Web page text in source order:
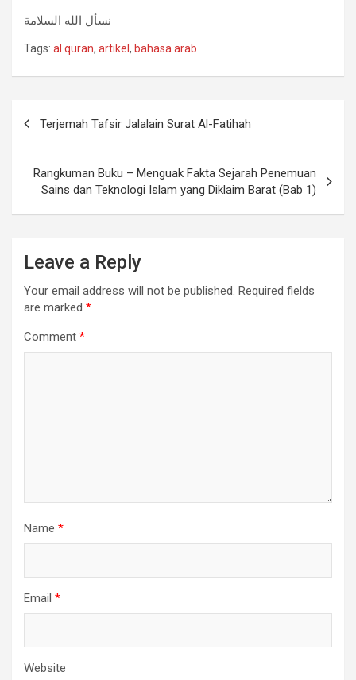
نسأل الله السلامة
Tags: al quran, artikel , bahasa arab
navigation
Terjemah Tafsir Jalalain Surat Al-Fatihah
Rangkuman Buku – Menguak Fakta Sejarah Penemuan
Sains dan Teknologi Islam yang Diklaim Barat (Bab 1)
Leave a Reply
Your email address will not be published. Required fields
are marked *
Comment *
Name *
Email *
Website